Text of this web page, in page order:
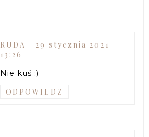
RUDA
29 stycznia 2021
13:26
Nie kuś :)
ODPOWIEDZ